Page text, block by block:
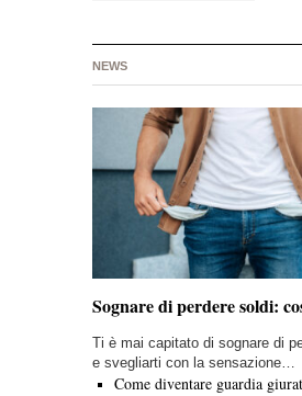
NEWS
Sognare di perdere soldi:
Ti è mai capitato di sognare di
e svegliarti con la sensazione…
Come diventare guardia